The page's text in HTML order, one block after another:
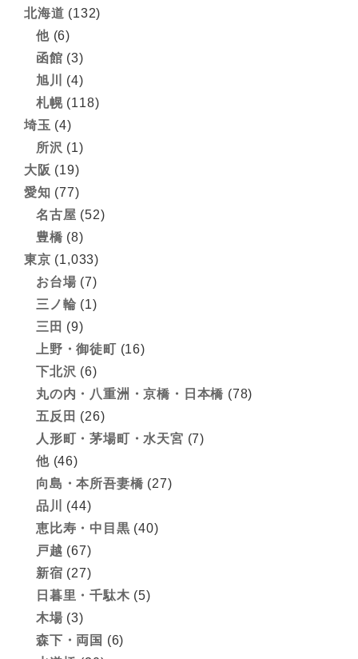
北海道 (132)
他(6)
函館 (3)
旭川
(4)
札幌(118)
埼玉 (4)
所沢 (1)
大阪 (19)
愛知 (77)
名古屋 (52)
豊橋 (8)
東京 (1,033)
お台場 (7)
三ノ輪 (1)
三田 (9)
上野・御徒町 (16)
下北沢 (6)
丸の内・八重洲・京橋・日本橋 (78)
五反田 (26)
人形町・茅場町・水天宮 (7)
他(46)
向島・本所吾妻橋 (27)
品川
(44)
恵比寿・中目黒 (40)
戸越 (67)
新宿 (27)
日暮里・千駄木 (5)
木場 (3)
森下・両国 (6)